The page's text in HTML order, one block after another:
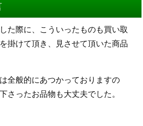
た際に、こういったものも買い取
掛けて頂き、見させて頂いた商品
全般的にあつかっておりますの
さったお品物も大丈夫でした。